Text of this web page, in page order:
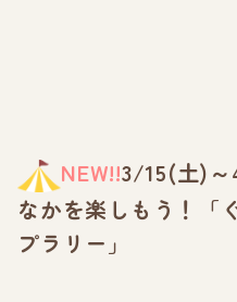
NEW!!3/15(土)～
なかを楽しもう！「
プラリー」